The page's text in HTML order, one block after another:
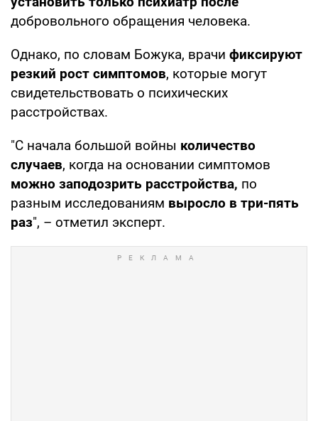
добровольного обращения человека.
Однако, по словам Божука, врачи фиксируют
резкий рост симптомов, которые могут
свидетельствовать о психических
расстройствах.
"С начала большой войны количество
случаев, когда на основании симптомов
можно заподозрить расстройства, по
разным исследованиям выросло в три-пять
раз", – отметил эксперт.